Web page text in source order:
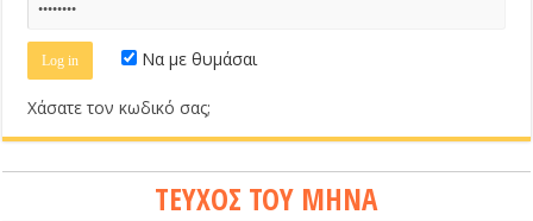
Να με θυμάσαι
Χάσατε τον κωδικό σας;
ΤΕΥΧΟΣ ΤΟΥ ΜΗΝΑ